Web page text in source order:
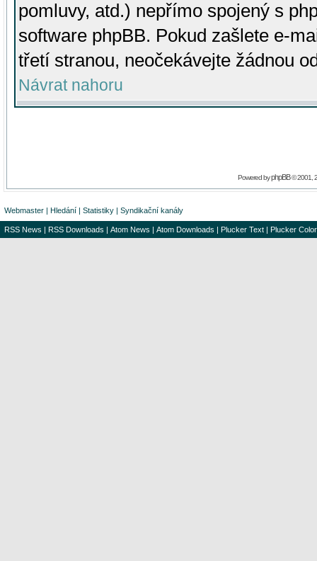
pomluvy, atd.) nepřímo spojený s
software phpBB. Pokud zašlete e-
třetí stranou, neočekávejte žádnou
Návrat nahoru
Powered byphpBB© 2001,
Webmaster | Hledání | Statistiky | Syndikační kanály
RSS News | RSS Downloads | Atom News | Atom Downloads | Plucker Text | Plucker Color